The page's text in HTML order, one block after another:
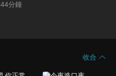
44分鐘
收合